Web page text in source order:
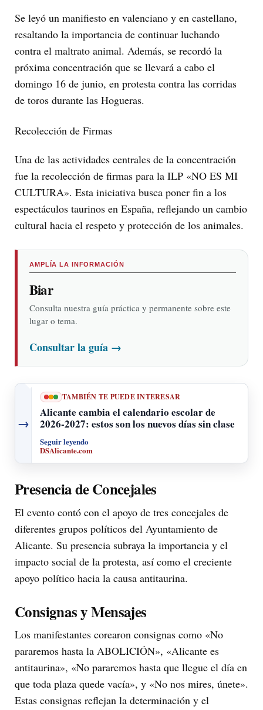
Se leyó un manifiesto en valenciano y en castellano,
resaltando la importancia de continuar luchando
contra el maltrato animal. Además, se recordó la
próxima concentración que se llevará a cabo el
domingo 16 de junio, en protesta contra las corridas
de toros durante las Hogueras.
Recolección de Firmas
Una de las actividades centrales de la concentración
fue la recolección de firmas para la ILP «NO ES MI
CULTURA». Esta iniciativa busca poner fin a los
espectáculos taurinos en España, reflejando un cambio
cultural hacia el respeto y protección de los animales.
AMPLÍA LA INFORMACIÓN
Biar
Consulta nuestra guía práctica y permanente sobre este
lugar o tema.
Consultar la guía →
→
TAMBIÉN TE PUEDE INTERESAR
Alicante cambia el calendario escolar de
2026-2027: estos son los nuevos días sin clase
Seguir leyendo
DSAlicante.com
Presencia de Concejales
El evento contó con el apoyo de tres concejales de
diferentes grupos políticos del Ayuntamiento de
Alicante. Su presencia subraya la importancia y el
impacto social de la protesta, así como el creciente
apoyo político hacia la causa antitaurina.
Consignas y Mensajes
Los manifestantes corearon consignas como «No
pararemos hasta la ABOLICIÓN», «Alicante es
antitaurina», «No pararemos hasta que llegue el día en
que toda plaza quede vacía», y «No nos mires, únete».
Estas consignas reflejan la determinación y el